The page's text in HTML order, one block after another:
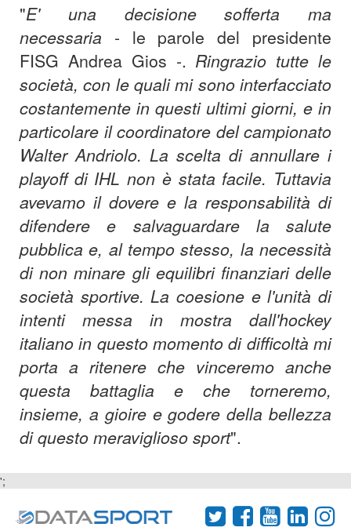
"E' una decisione sofferta ma
necessaria - le parole del presidente
FISG Andrea Gios -. Ringrazio tutte le
società, con le quali mi sono interfacciato
costantemente in questi ultimi giorni, e in
particolare il coordinatore del campionato
Walter Andriolo. La scelta di annullare i
playoff di IHL non è stata facile. Tuttavia
avevamo il dovere e la responsabilità di
difendere e salvaguardare la salute
pubblica e, al tempo stesso, la necessità
di non minare gli equilibri finanziari delle
società sportive. La coesione e l'unità di
intenti messa in mostra dall'hockey
italiano in questo momento di difficoltà mi
porta a ritenere che vinceremo anche
questa battaglia e che torneremo,
insieme, a gioire e godere della bellezza
di questo meraviglioso sport".
';